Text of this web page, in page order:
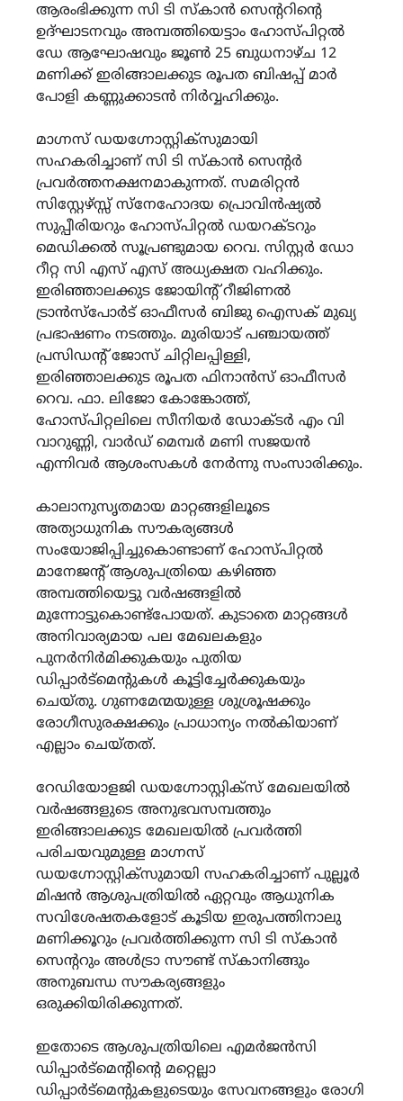
ആരംഭിക്കുന്ന സി ടി സ്കാൻ സെന്ററിന്റെ
ഉദ്ഘാടനവും അമ്പത്തിയെട്ടാം ഹോസ്പിറ്റൽ
ഡേ ആഘോഷവും ജൂൺ 25 ബുധനാഴ്ച 12
മണിക്ക് ഇരിങ്ങാലക്കുട രൂപത ബിഷപ്പ് മാർ
പോളി കണ്ണുക്കാടൻ നിർവ്വഹിക്കും.
മാഗ്നസ് ഡയഗ്നോസ്റ്റിക്സുമായി
സഹകരിച്ചാണ് സി ടി സ്കാൻ സെന്റർ
പ്രവർത്തനക്ഷനമാകുന്നത്. സമരിറ്റൻ
സിസ്റ്റേഴ്സ്സ് സ്നേഹോദയ പ്രൊവിൻഷ്യൽ
സുപ്പീരിയറും ഹോസ്പിറ്റൽ ഡയറക്ടറും
മെഡിക്കൽ സൂപ്രണ്ടുമായ റെവ. സിസ്റ്റർ ഡോ
റീറ്റ സി എസ് എസ് അധ്യക്ഷത വഹിക്കും.
ഇരിഞ്ഞാലക്കുട ജോയിന്റ് റീജിണൽ
ട്രാൻസ്പോർട് ഓഫീസർ ബിജു ഐസക് മുഖ്യ
പ്രഭാഷണം നടത്തും. മുരിയാട് പഞ്ചായത്ത്
പ്രസിഡന്റ് ജോസ് ചിറ്റിലപ്പിള്ളി,
ഇരിഞ്ഞാലക്കുട രൂപത ഫിനാൻസ് ഓഫീസർ
റെവ. ഫാ. ലിജോ കോങ്കോത്ത്,
ഹോസ്പിറ്റലിലെ സീനിയർ ഡോക്ടർ എം വി
വാറുണ്ണി, വാർഡ് മെമ്പർ മണി സജയൻ
എന്നിവർ ആശംസകൾ നേർന്നു സംസാരിക്കും.
കാലാനുസൃതമായ മാറ്റങ്ങളിലൂടെ
അത്യാധുനിക സൗകര്യങ്ങൾ
സംയോജിപ്പിച്ചുകൊണ്ടാണ് ഹോസ്പിറ്റൽ
മാനേജന്റ് ആശുപത്രിയെ കഴിഞ്ഞ
അമ്പത്തിയെട്ടു വർഷങ്ങളിൽ
മുന്നോട്ടുകൊണ്ട്പോയത്. കുടാതെ മാറ്റങ്ങൾ
അനിവാര്യമായ പല മേഖലകളും
പുനർനിർമിക്കുകയും പുതിയ
ഡിപ്പാർട്‌മെന്റുകൾ കൂട്ടിച്ചേർക്കുകയും
ചെയ്തു. ഗുണമേന്മയുള്ള ശുശ്രൂഷക്കും
രോഗീസുരക്ഷക്കും പ്രാധാന്യം നൽകിയാണ്
എല്ലാം ചെയ്തത്.
റേഡിയോളജി ഡയഗ്നോസ്റ്റിക്സ് മേഖലയിൽ
വർഷങ്ങളുടെ അനുഭവസമ്പത്തും
ഇരിങ്ങാലക്കുട മേഖലയിൽ പ്രവർത്തി
പരിചയവുമുള്ള മാഗ്നസ്
ഡയഗ്നോസ്റ്റിക്സുമായി സഹകരിച്ചാണ് പുല്ലൂർ
മിഷൻ ആശുപത്രിയിൽ ഏറ്റവും ആധുനിക
സവിശേഷതകളോട് കൂടിയ ഇരുപത്തിനാലു
മണിക്കൂറും പ്രവർത്തിക്കുന്ന സി ടി സ്കാൻ
സെന്ററും അൾട്രാ സൗണ്ട് സ്കാനിങ്ങും
അനുബന്ധ സൗകര്യങ്ങളും
ഒരുക്കിയിരിക്കുന്നത്.
ഇതോടെ ആശുപത്രിയിലെ എമർജൻസി
ഡിപ്പാർട്മെന്റിന്റെ മറ്റെല്ലാ
ഡിപ്പാർട്മെന്റുകളുടെയും സേവനങ്ങളും രോഗി